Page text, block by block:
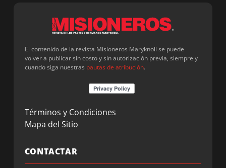
El contenido de la revista Misioneros Maryknoll se puede
volver a publicar sin costo y sin autorización previa, siempre y
cuando siga nuestras pautas de atribución.
Términos y Condiciones
Mapa del Sitio
CONTACTAR